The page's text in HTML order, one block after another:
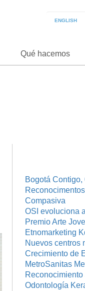
Qué hacemos
Bogotá
Compasiva
OSI evoluciona
Premio Arte
Etnomarketing
Nuevos centros
Crecimiento de
MetroSanitas
Odontología